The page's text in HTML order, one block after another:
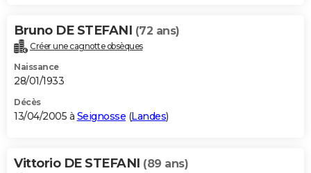
Bruno DE STEFANI (72 ans)
Créer une cagnotte obsèques
Naissance
28/01/1933
Décès
13/04/2005 à Seignosse (Landes)
Vittorio DE STEFANI (89 ans)